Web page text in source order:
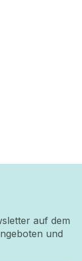
auf dem
und